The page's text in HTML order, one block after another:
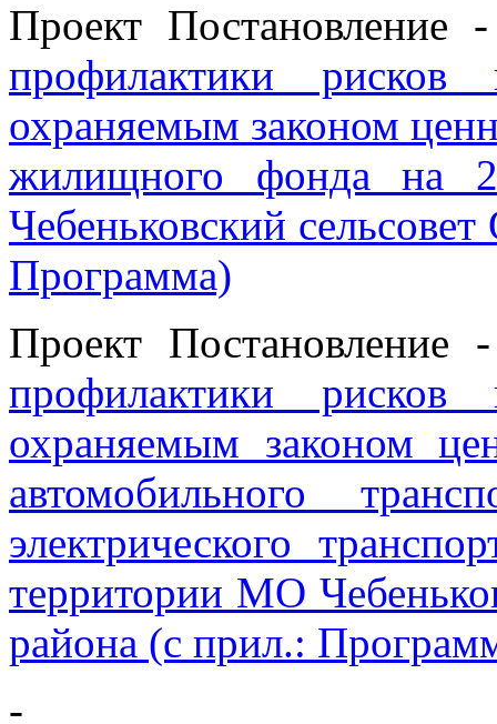
Проект Постановление
профилактики
охраняемым законом
жилищного фонда на
Чебеньковский
Программа)
Проект
профилактики
охраняемым законом
автомобильного
электрического
территории МО
района (с прил.:
-